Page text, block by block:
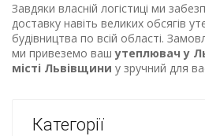
Завдяки власній логістиці ми
доставку навіть великих обсягів
будівництва по всій області.
ми привеземо вашутеплювач у
місті Львівщини у зручний для
Категорії